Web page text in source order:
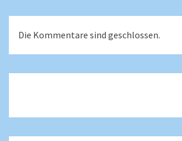
Die Kommentare sind geschlossen.